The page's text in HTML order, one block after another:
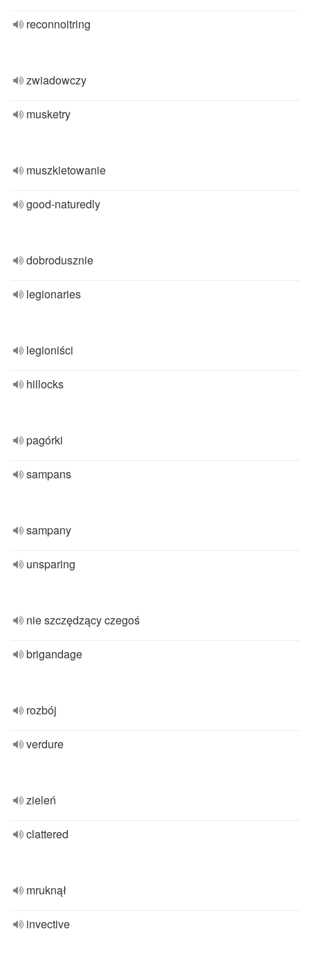
reconnoitring
zwiadowczy
musketry
muszkietowanie
good-naturedly
dobrodusznie
legionaries
legioniści
hillocks
pagórki
sampans
sampany
unsparing
nie szczędzący czegoś
brigandage
rozbój
verdure
zieleń
clattered
mruknął
invective